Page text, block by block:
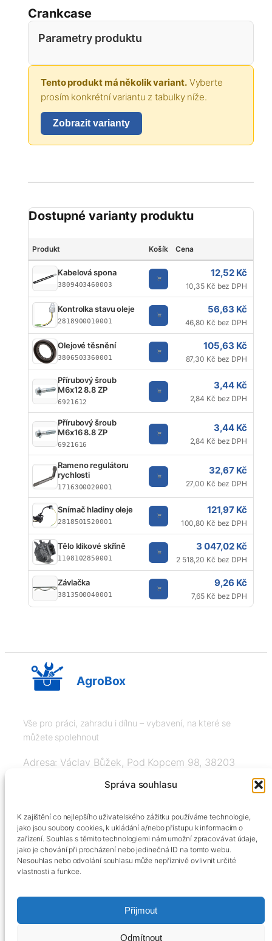
Správa souhlasu
K zajištění co nejlepšího uživatelského zážitku používáme technologie,
jako jsou soubory cookies, k ukládání a/nebo přístupu k informacím o
zařízení. Souhlas s těmito technologiemi nám umožní zpracovávat údaje,
jako je chování při procházení nebo jedinečná ID na tomto webu.
Nesouhlas nebo odvolání souhlasu může nepříznivě ovlivnit určité
vlastnosti a funkce.
Přijmout
Odmítnout
Crankcase
Parametry produktu
Tento produkt má několik variant.Vyberte
prosím konkrétní variantu z tabulky níže.
Zobrazit varianty
Dostupné varianty produktu
Produkt Košík Cena
Kabelová spona
3809403460003
12,52 Kč
10,35 Kč bez DPH
Kontrolka stavu oleje
2818900010001
56,63 Kč
46,80 Kč bez DPH
Olejové těsnění
3806503360001
105,63 Kč
87,30 Kč bez DPH
Přírubový šroub
M6x12 8.8 ZP
6921612
3,44 Kč
2,84 Kč bez DPH
Přírubový šroub
M6x16 8.8 ZP
6921616
3,44 Kč
2,84 Kč bez DPH
Rameno regulátoru
rychlosti
1716300020001
32,67 Kč
27,00 Kč bez DPH
Snímač hladiny oleje
2818501520001
121,97 Kč
100,80 Kč bez DPH
Tělo klikové skříně
1108102850001
3 047,02 Kč
2 518,20 Kč bez DPH
Závlačka
3813500040001
9,26 Kč
7,65 Kč bez DPH
AgroBox
Vše pro práci, zahradu i dílnu – vybavení, na které se
můžete spolehnout
Adresa: Václav Bůžek, Pod Kopcem 98, 38203
+420606334248, info@agrobox.cz
Obchodní podmínky
Podmínky ochrany osobních údajů